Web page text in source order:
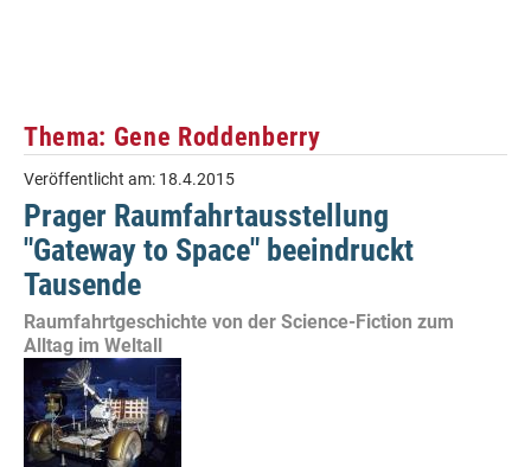
Thema: Gene Roddenberry
Veröffentlicht am: 18.4.2015
Prager Raumfahrtausstellung
"Gateway to Space" beeindruckt
Tausende
Raumfahrtgeschichte von der Science-Fiction zum
Alltag im Weltall